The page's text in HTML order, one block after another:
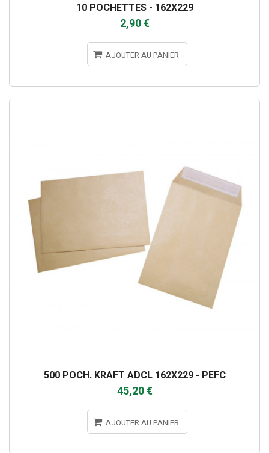
10 POCHETTES - 162X229
2,90 €
AJOUTER AU PANIER
500 POCH. KRAFT ADCL 162X229 - PEFC
45,20 €
AJOUTER AU PANIER